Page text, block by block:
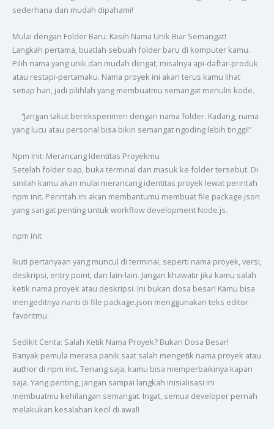
sederhana dan mudah dipahami!
Mulai dengan Folder Baru: Kasih Nama Unik Biar Semangat!
Langkah pertama, buatlah sebuah folder baru di komputer kamu.
Pilih nama yang unik dan mudah diingat, misalnya api-daftar-produk
atau restapi-pertamaku. Nama proyek ini akan terus kamu lihat
setiap hari, jadi pilihlah yang membuatmu semangat menulis kode.
“Jangan takut bereksperimen dengan nama folder. Kadang, nama
yang lucu atau personal bisa bikin semangat ngoding lebih tinggi!”
Npm Init: Merancang Identitas Proyekmu
Setelah folder siap, buka terminal dan masuk ke folder tersebut. Di
sinilah kamu akan mulai merancang identitas proyek lewat perintah
npm init. Perintah ini akan membantumu membuat file package.json
yang sangat penting untuk workflow development Node.js.
npm init
Ikuti pertanyaan yang muncul di terminal, seperti nama proyek, versi,
deskripsi, entry point, dan lain-lain. Jangan khawatir jika kamu salah
ketik nama proyek atau deskripsi. Ini bukan dosa besar! Kamu bisa
mengeditnya nanti di file package.json menggunakan teks editor
favoritmu.
Sedikit Cerita: Salah Ketik Nama Proyek? Bukan Dosa Besar!
Banyak pemula merasa panik saat salah mengetik nama proyek atau
author di npm init. Tenang saja, kamu bisa memperbaikinya kapan
saja. Yang penting, jangan sampai langkah inisialisasi ini
membuatmu kehilangan semangat. Ingat, semua developer pernah
melakukan kesalahan kecil di awal!